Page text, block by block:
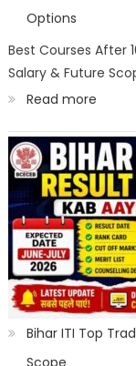
Options
Best Courses After
Salary & Future
Read more:
Best
After
10th
With
Salary
2026
|
Bihar ITI Top